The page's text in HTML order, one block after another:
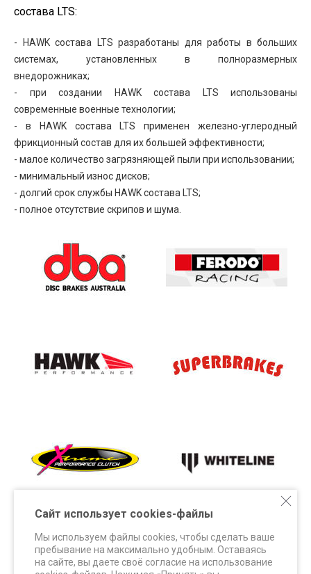
состава LTS:
- HAWK состава LTS разработаны для работы в больших
системах, установленных в полноразмерных
внедорожниках;
- при создании HAWK состава LTS использованы
современные военные технологии;
- в HAWK состава LTS применен железно-углеродный
фрикционный состав для их большей эффективности;
- малое количество загрязняющей пыли при использовании;
- минимальный износ дисков;
- долгий срок службы HAWK состава LTS;
- полное отсутствие скрипов и шума.
Сайт использует cookies-файлы
Мы используем файлы cookies, чтобы сделать ваше
пребывание на максимально удобным. Оставаясь
на сайте, вы даете своё согласие на использование